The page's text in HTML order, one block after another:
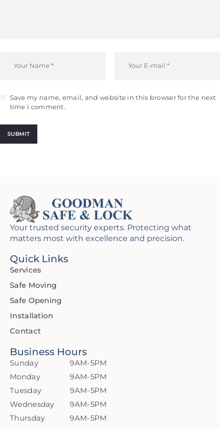
Save my name, email, and website in this browser for the next
time I comment.
Your trusted security experts. Protecting what
matters most with excellence and precision.
Quick Links
Services
Safe Moving
Safe Opening
Installation
Contact
Business Hours
Sunday
Monday
Tuesday
Wednesday
Thursday
9AM-5PM
9AM-5PM
9AM-5PM
9AM-5PM
9AM-5PM